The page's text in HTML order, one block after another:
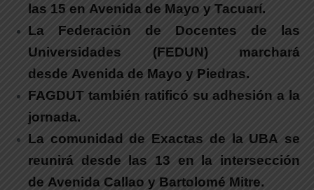
las 15 en Avenida de Mayo y Tacuarí.
La Federación de Docentes de las
Universidades (FEDUN)marchará
desde Avenida de Mayo y Piedras.
FAGDUT también ratificó su adhesión a la
jornada.
La comunidad de Exactas de la UBA se
reunirá desde las 13 en la intersección
de Avenida Callao y Bartolomé Mitre.